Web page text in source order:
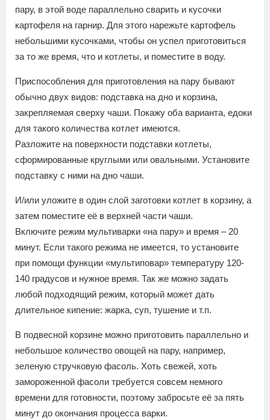
пару, в этой воде параллельно сварить и кусочки
картофеля на гарнир. Для этого нарежьте картофель
небольшими кусочками, чтобы он успел приготовиться
за то же время, что и котлеты, и поместите в воду.
Приспособления для приготовления на пару бывают
обычно двух видов: подставка на дно и корзина,
закрепляемая сверху чаши. Покажу оба варианта, едоки
для такого количества котлет имеются.
Разложите на поверхности подставки котлеты,
сформированные круглыми или овальными. Установите
подставку с ними на дно чаши.
И/или уложите в один слой заготовки котлет в корзину, а
затем поместите её в верхней части чаши.
Включите режим мультиварки «на пару» и время – 20
минут. Если такого режима не имеется, то установите
при помощи функции «мультиповар» температуру 120-
140 градусов и нужное время. Так же можно задать
любой подходящий режим, который может дать
длительное кипение: жарка, суп, тушение и т.п.
В подвесной корзине можно приготовить параллельно и
небольшое количество овощей на пару, например,
зеленую стручковую фасоль. Хоть свежей, хоть
замороженной фасоли требуется совсем немного
времени для готовности, поэтому забросьте её за пять
минут до окончания процесса варки.